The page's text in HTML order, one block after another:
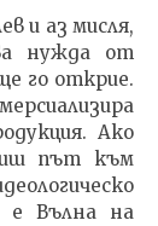
и аз мисля,
нужда от
го открие.
Ако
път към
е Вълна на